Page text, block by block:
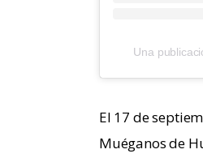
Una
El 17 de
Muéganos de